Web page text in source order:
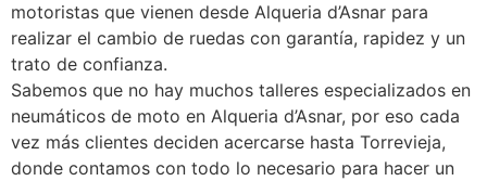
motoristas que vienen desde Alqueria d’Asnar para
realizar el cambio de ruedas con garantía, rapidez y un
trato de confianza.
Sabemos que no hay muchos talleres especializados en
neumáticos de moto en Alqueria d’Asnar, por eso cada
vez más clientes deciden acercarse hasta Torrevieja,
donde contamos con todo lo necesario para hacer un